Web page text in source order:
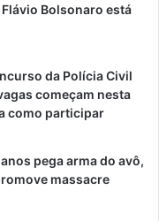
Bolsonaro está
da Polícia Civil
começam nesta
como participar
pega arma do avô,
massacre